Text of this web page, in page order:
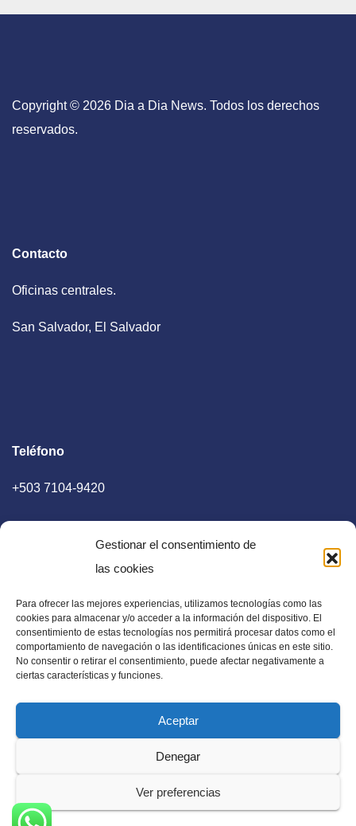
Gestionar el consentimiento de
las cookies
Para ofrecer las mejores experiencias, utilizamos tecnologías como las
cookies para almacenar y/o acceder a la información del dispositivo. El
consentimiento de estas tecnologías nos permitirá procesar datos como el
comportamiento de navegación o las identificaciones únicas en este sitio.
No consentir o retirar el consentimiento, puede afectar negativamente a
ciertas características y funciones.
Aceptar
Denegar
Ver preferencias
Copyright © 2026 Dia a Dia News. Todos los derechos
reservados.
Contacto
Oficinas centrales.
San Salvador, El Salvador
Teléfono
+503 7104-9420
E-mail
diaadia.redaccion@gmail.com